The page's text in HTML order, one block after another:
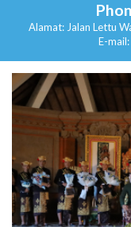
Alamat: Jalan Lettu
E-